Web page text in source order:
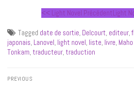
<< Light Novel PrécédentLight
Tagged date de sortie, Delcourt, editeur,
japonais, Lanovel, light novel, liste, livre,
Tonkam, traducteur, traduction
Navigation
PREVIOUS